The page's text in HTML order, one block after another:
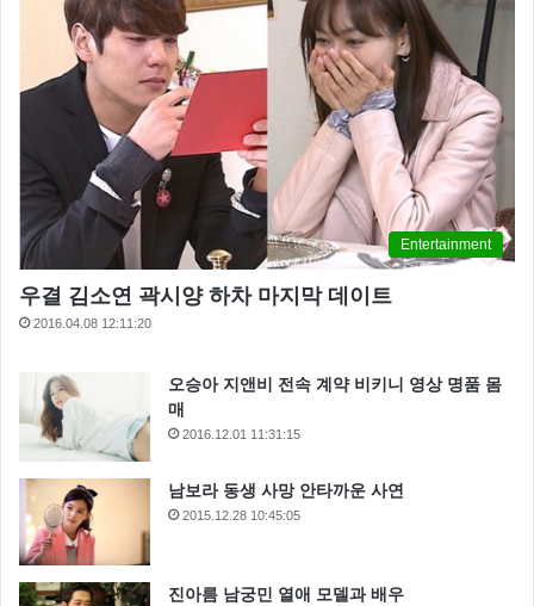
Entertainment
우결 김소연 곽시양 하차 마지막 데이트
2016.04.08 12:11:20
오승아 지앤비 전속 계약 비키니 영상 명품 몸
매
2016.12.01 11:31:15
남보라 동생 사망 안타까운 사연
2015.12.28 10:45:05
진아름 남궁민 열애 모델과 배우